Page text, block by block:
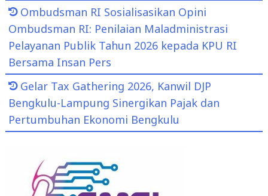
Ombudsman RI Sosialisasikan Opini
Ombudsman RI: Penilaian Maladministrasi
Pelayanan Publik Tahun 2026 kepada KPU RI
Bersama Insan Pers
Gelar Tax Gathering 2026, Kanwil DJP
Bengkulu-Lampung Sinergikan Pajak dan
Pertumbuhan Ekonomi Bengkulu